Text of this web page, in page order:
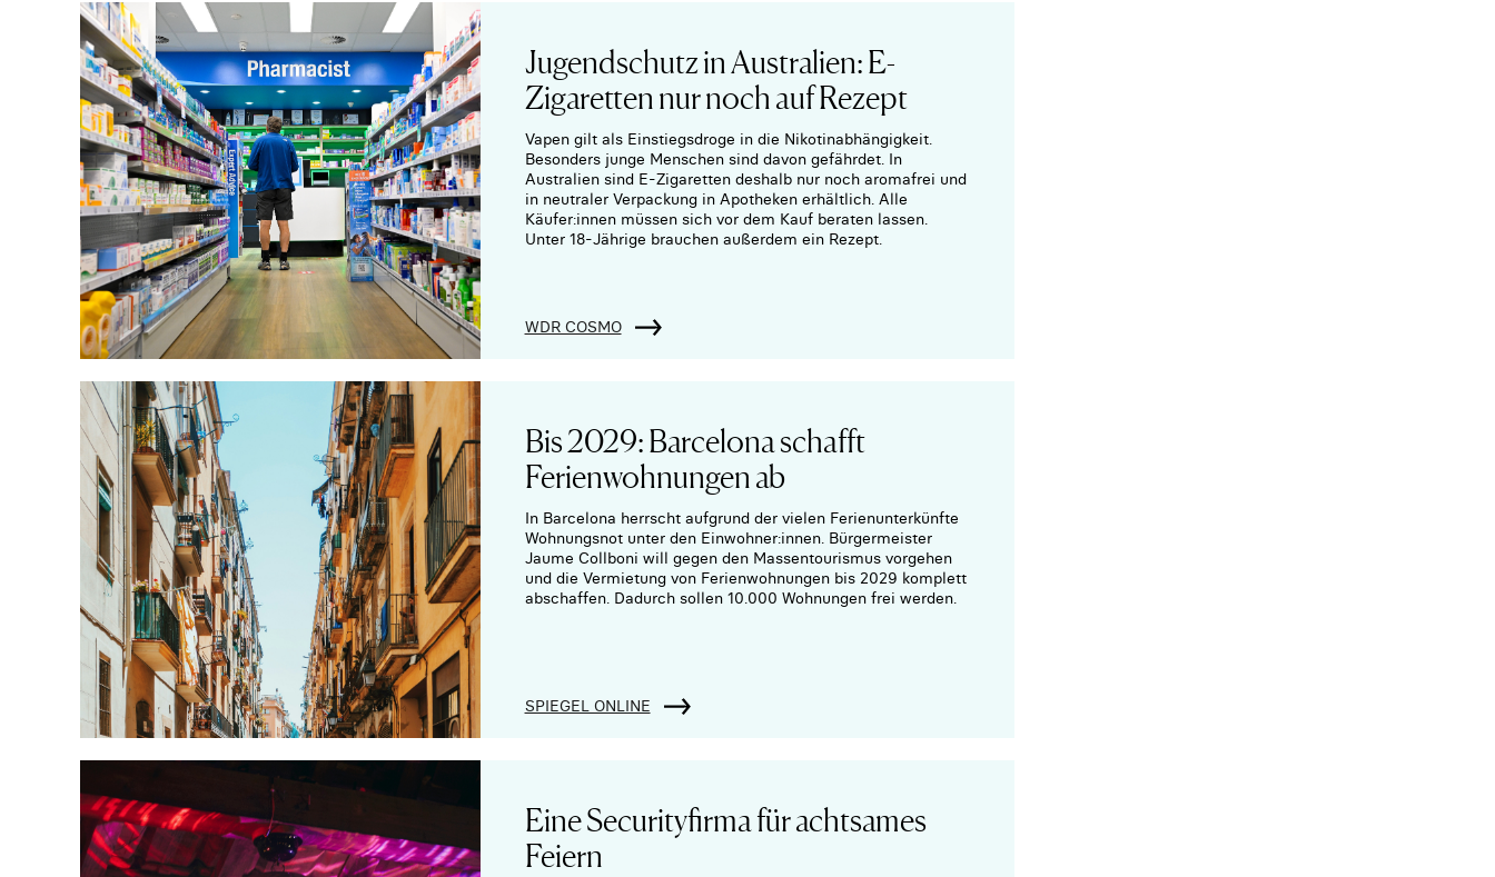
Jugendschutz in Australien: E-
Zigaretten nur noch auf Rezept
Vapen gilt als Einstiegsdroge in die Nikotinabhängigkeit.
Besonders junge Menschen sind davon gefährdet. In
Australien sind E-Zigaretten deshalb nur noch aromafrei und
in neutraler Verpackung in Apotheken erhältlich. Alle
Käufer:innen müssen sich vor dem Kauf beraten lassen.
Unter 18-Jährige brauchen außerdem ein Rezept.
WDR COSMO
Bis 2029: Barcelona schafft
Ferienwohnungen ab
In Barcelona herrscht aufgrund der vielen Ferienunterkünfte
Wohnungsnot unter den Einwohner:innen. Bürgermeister
Jaume Collboni will gegen den Massentourismus vorgehen
und die Vermietung von Ferienwohnungen bis 2029 komplett
abschaffen. Dadurch sollen 10.000 Wohnungen frei werden.
SPIEGEL ONLINE
Eine Securityfirma für achtsames
Feiern